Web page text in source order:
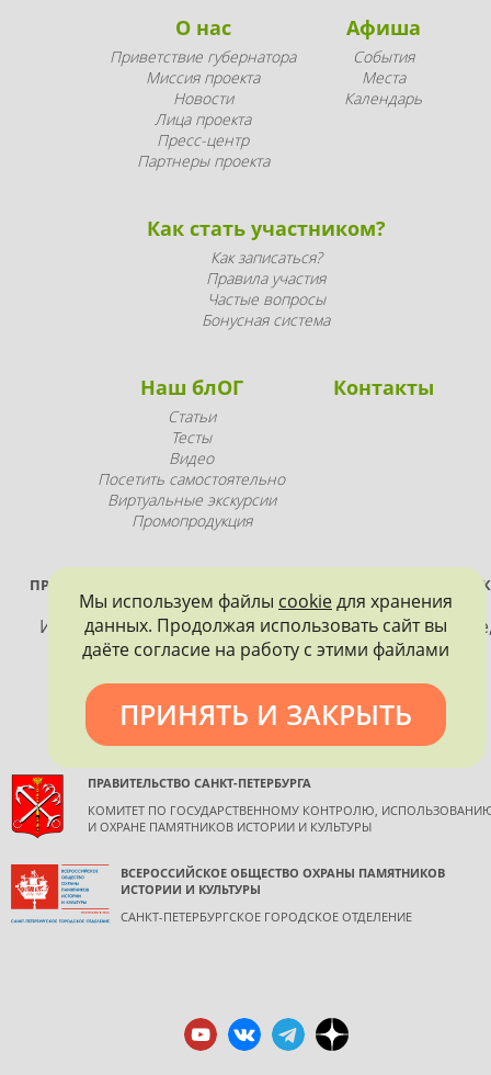
О нас
Приветствие губернатора
Миссия проекта
Новости
Лица проекта
Пресс-центр
Партнеры проекта
Афиша
События
Места
Календарь
Как стать участником?
Как записаться?
Правила участия
Частые вопросы
Бонусная система
Наш блОГ
Статьи
Тесты
Видео
Посетить самостоятельно
Виртуальные экскурсии
Промопродукция
Контакты
ПРОЕКТ РЕАЛИЗУЕТСЯ ПРИ ПОДДЕРЖКЕ ПРАВИТЕЛЬСТВА
ПЕТЕРБУРГА
Использование материалов, размещенных на
допускается только с согласия правообладателя и
ПРАВИТЕЛЬСТВО САНКТ-ПЕТЕРБУРГА
КОМИТЕТ ПО ГОСУДАРСТВЕННОМУ КОНТРОЛЮ,
И ОХРАНЕ ПАМЯТНИКОВ ИСТОРИИ И КУЛЬТУРЫ
ВСЕРОССИЙСКОЕ ОБЩЕСТВО ОХРАНЫ ПАМЯТНИКОВ
ИСТОРИИ И КУЛЬТУРЫ
САНКТ-ПЕТЕРБУРГСКОЕ ГОРОДСКОЕ ОТДЕЛЕНИЕ
Мы используем файлы cookieдля хранения
данных. Продолжая использовать сайт вы
даёте согласие на работу с этими файлами
ПРИНЯТЬ И ЗАКРЫТЬ